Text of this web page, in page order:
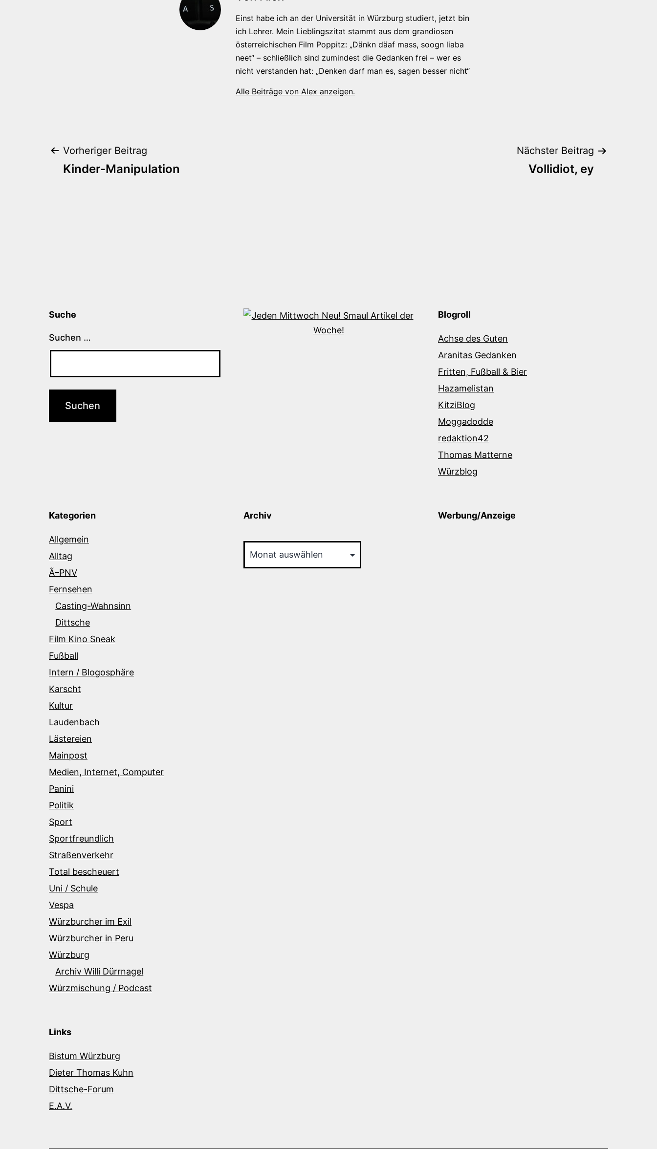
Einst habe ich an der Universität in Würzburg studiert, jetzt bin
ich Lehrer. Mein Lieblingszitat stammt aus dem grandiosen
österreichischen Film Poppitz: „Dänkn däaf mass, soogn liaba
neet“ – schließlich sind zumindest die Gedanken frei – wer es
nicht verstanden hat: „Denken darf man es, sagen besser nicht“
Alle Beiträge von Alex anzeigen.
Beitragsnavigation
Vorheriger Beitrag
Kinder-Manipulation
Nächster Beitrag
Vollidiot, ey
Suche
Suchen …
Blogroll
Achse des Guten
Aranitas Gedanken
Fritten, Fußball & Bier
Hazamelistan
KitziBlog
Moggadodde
redaktion42
Thomas Matterne
Würzblog
Kategorien
Allgemein
Alltag
Ã–PNV
Fernsehen
Casting-Wahnsinn
Dittsche
Film Kino Sneak
Fußball
Intern / Blogosphäre
Karscht
Kultur
Laudenbach
Lästereien
Mainpost
Medien, Internet, Computer
Panini
Politik
Sport
Sportfreundlich
Straßenverkehr
Total bescheuert
Uni / Schule
Vespa
Würzburcher im Exil
Würzburcher in Peru
Würzburg
Archiv Willi Dürrnagel
Würzmischung / Podcast
Archiv Werbung/Anzeige
Links
Bistum Würzburg
Dieter Thomas Kuhn
Dittsche-Forum
E.A.V.